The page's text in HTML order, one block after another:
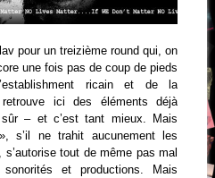
pour un treizième round qui, on
une fois pas de coup de pieds
ricain et de la
retrouve ici des éléments déjà
– et c’est tant mieux. Mais
s’il ne trahit aucunement les
tout de même pas mal
et productions. Mais